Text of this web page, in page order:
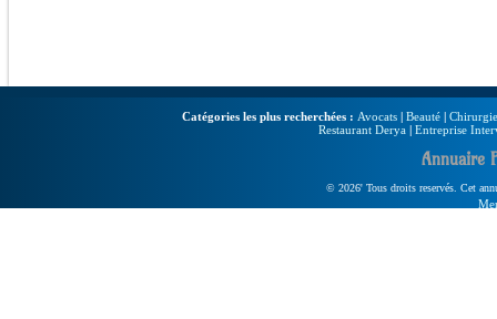
Catégories les plus recherchées : Avocats | Beauté |
Restaurant Derya | Entreprise
Annuaire
© 2026' Tous droits reservés. Cet